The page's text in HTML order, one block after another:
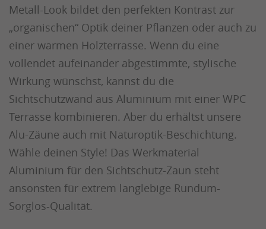
Metall-Look bildet den perfekten Kontrast zur
„organischen“ Optik deiner Pflanzen oder auch zu
einer warmen Holzterrasse. Wenn du eine
vollendet aufeinander abgestimmte, stylische
Wirkung wünschst, kannst du die
Sichtschutzwand aus Aluminium mit einer WPC
Terrasse kombinieren. Aber du erhältst unsere
Alu-Zäune auch mit Naturoptik-Beschichtung.
Wähle deinen Style! Das Werkmaterial
Aluminium für den Sichtschutz-Zaun steht
ansonsten für extrem langlebige Rundum-
Sorglos-Qualität.